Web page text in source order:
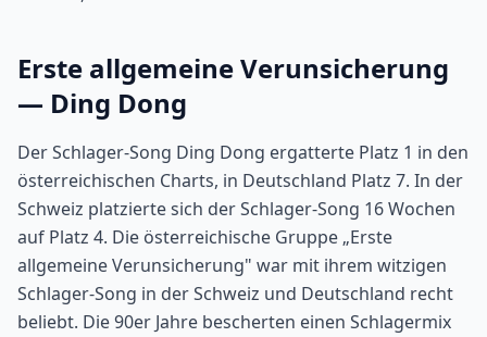
Erste allgemeine Verunsicherung
— Ding Dong
Der Schlager-Song Ding Dong ergatterte Platz 1 in den
österreichischen Charts, in Deutschland Platz 7. In der
Schweiz platzierte sich der Schlager-Song 16 Wochen
auf Platz 4. Die österreichische Gruppe „Erste
allgemeine Verunsicherung" war mit ihrem witzigen
Schlager-Song in der Schweiz und Deutschland recht
beliebt. Die 90er Jahre bescherten einen Schlagermix